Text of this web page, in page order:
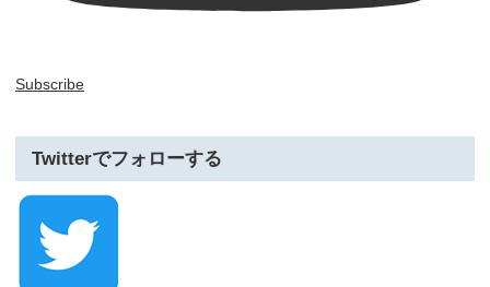
Subscribe
Twitterでフォローする